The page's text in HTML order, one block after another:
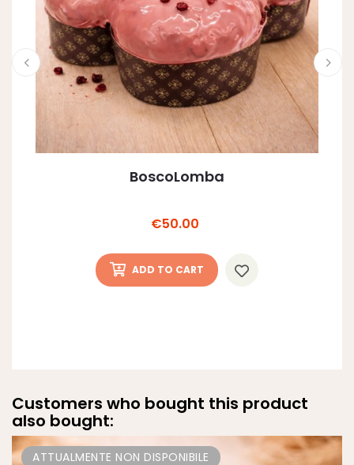
BoscoLomba
Price
€50.00
ADD TO CART
Customers who bought this product
also bought:
ATTUALMENTE NON DISPONIBILE